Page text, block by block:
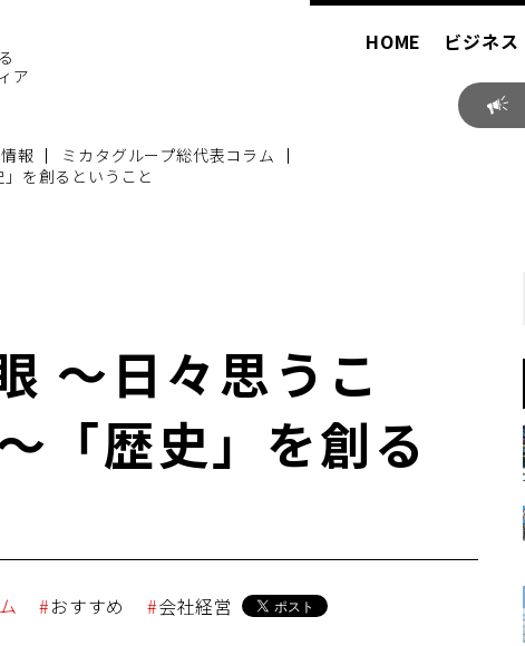
ア
HOME ビジネス
報
ミカタグループ総代表コラム
を創るということ
～日々思うこ
「歴史」を創る
おすすめ 会社経営